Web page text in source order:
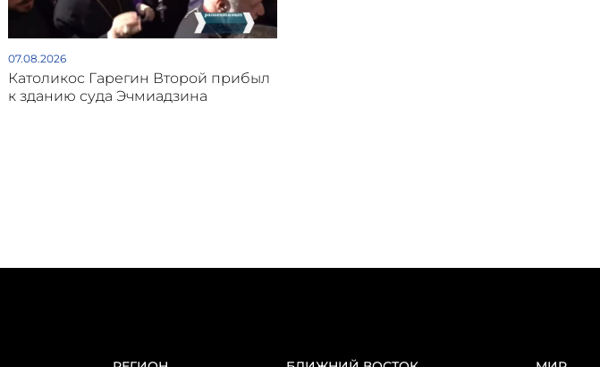
07.08.2026
Католикос Гарегин Второй прибыл
к зданию суда Эчмиадзина